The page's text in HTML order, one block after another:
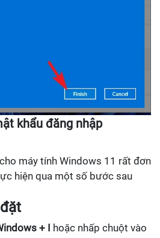
khẩu đăng nhập
máy tính Windows 11 rất đơn
hiện qua một số bước sau
+ I hoặc nhấp chuột vào